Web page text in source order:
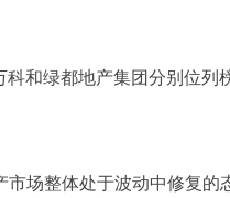
和绿都地产集团分别位列
市场整体处于波动中修复的